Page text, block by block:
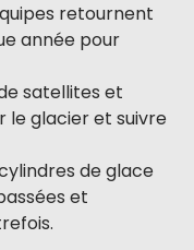
retournent
année pour
satellites et
le glacier et suivre
de glace
et